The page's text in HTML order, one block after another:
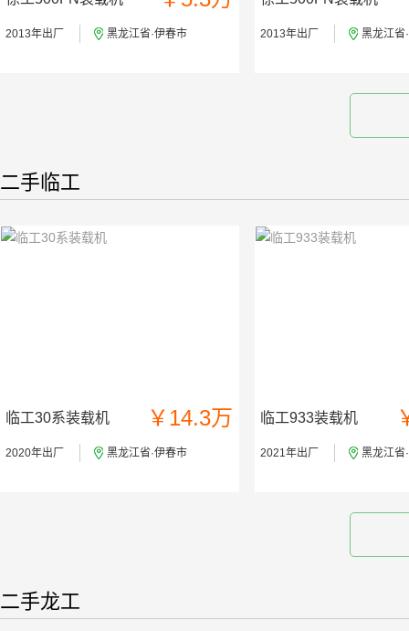
2013年出厂 黑龙江省·伊春市 2013年出厂 黑龙江省
二手临工
临工30系装载机 ￥14.3万
2020年出厂 黑龙江省·伊春市
临工933装载机
2021年出厂 黑龙江省
二手龙工